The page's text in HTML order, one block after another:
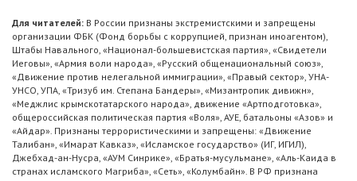
Для читателей: В России признаны экстремистскими и запрещены
организации ФБК (Фонд борьбы с коррупцией, признан иноагентом),
Штабы Навального, «Национал-большевистская партия», «Свидетели
Иеговы», «Армия воли народа», «Русский общенациональный союз»,
«Движение против нелегальной иммиграции», «Правый сектор», УНА-
УНСО, УПА, «Тризуб им. Степана Бандеры», «Мизантропик дивижн»,
«Меджлис крымскотатарского народа», движение «Артподготовка»,
общероссийская политическая партия «Воля», АУЕ, батальоны «Азов» и
«Айдар». Признаны террористическими и запрещены: «Движение
Талибан», «Имарат Кавказ», «Исламское государство» (ИГ, ИГИЛ),
Джебхад-ан-Нусра, «АУМ Синрике», «Братья-мусульмане», «Аль-Каида в
странах исламского Магриба», «Сеть», «Колумбайн». В РФ признана